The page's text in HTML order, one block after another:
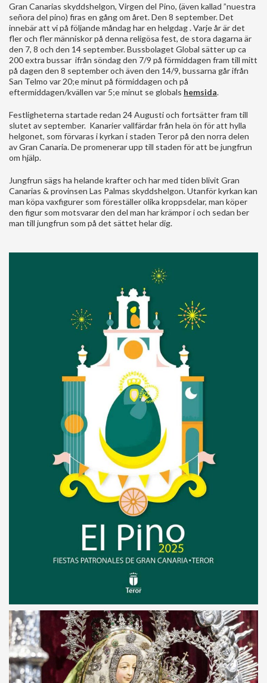
Gran Canarias skyddshelgon, Virgen del Pino, (även kallad ”nuestra
señora del pino) firas en gång om året. Den 8 september. Det
innebär att vi på följande måndag har en helgdag . Varje år är det
fler och fler människor på denna religösa fest, de stora dagarna är
den 7, 8 och den 14 september. Bussbolaget Global sätter up ca
200 extra bussar ifrån söndag den 7/9 på förmiddagen fram till mitt
på dagen den 8 september och även den 14/9, bussarna går ifrån
San Telmo var 20;e minut på förmiddagen och på
eftermiddagen/kvällen var 5;e minut se globals hemsida.
Festligheterna startade redan 24 Augusti och fortsätter fram till
slutet av september. Kanarier vallfärdar från hela ön för att hylla
helgonet, som förvaras i kyrkan i staden Teror på den norra delen
av Gran Canaria. De promenerar upp till staden för att be jungfrun
om hjälp.
Jungfrun sägs ha helande krafter och har med tiden blivit Gran
Canarias & provinsen Las Palmas skyddshelgon. Utanför kyrkan kan
man köpa vaxfigurer som föreställer olika kroppsdelar, man köper
den figur som motsvarar den del man har krämpor i och sedan ber
man till jungfrun som på det sättet helar dig.